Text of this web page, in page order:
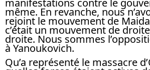
même. En revanche, nous
rejoint le mouvement de
c’était un mouvement de
droite. Nous sommes
à Yanoukovich.
Qu’a représenté le massacre